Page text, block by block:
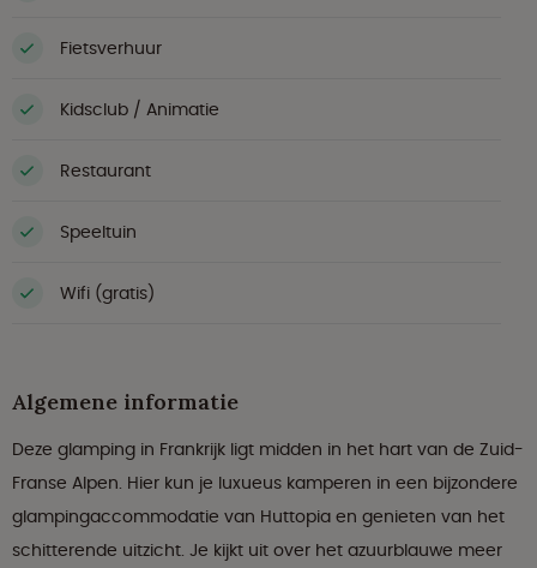
Fietsverhuur
Kidsclub / Animatie
Restaurant
Speeltuin
Wifi (gratis)
Algemene informatie
Deze glamping in Frankrijk ligt midden in het hart van de Zuid-
Franse Alpen. Hier kun je luxueus kamperen in een bijzondere
glampingaccommodatie van Huttopia en genieten van het
schitterende uitzicht. Je kijkt uit over het azuurblauwe meer